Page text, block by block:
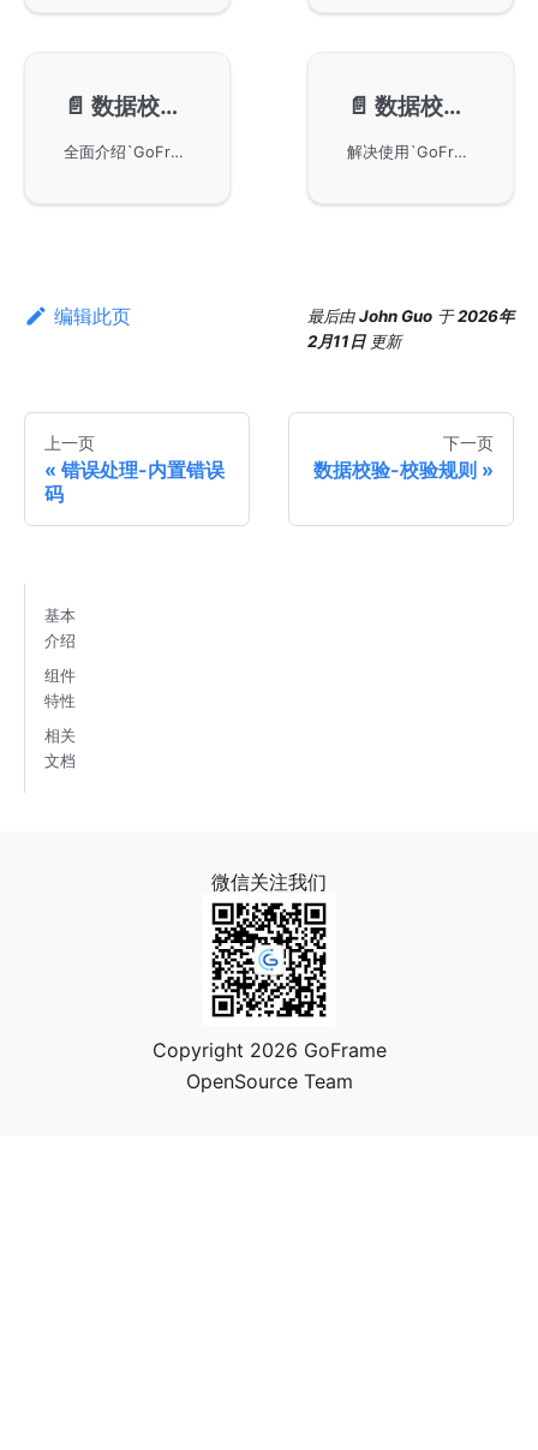
📄️ 数据校验-方法介绍
全面介绍`GoFrame`框架数据校验组件的常用方法，详细描述`New`、`Run`、`Clone`、`I18n`、`Bail`、`Ci`等常用校验方法的使用。通过具体代码示例讲解如何使用这些方法进行有效的数据校验，并提供了定制化校验规则和错误提示的方法，帮助开发者更好地完成应用程序的数据校验工作。
📄️ 数据校验-常见问题
解决使用`GoFrame`框架进行数据校验时，`Struct`默认值对`required`规则的影响及其解决方案。提供三种解决方法：使用指针类型绕过默认值影响、使用组合校验规则弥补默认值影响、以及使用`Assoc`联合校验方法设置联合校验参数，确保校验准确性，特别适用于`Server`结构化`API`输入输出场景。
编辑此页 最后由John Guo 于2026年
2月11日 更新
上一页
错误处理-内置错误
码
下一页
数据校验-校验规则
基本
介绍
组件
特性
相关
文档
微信关注我们
Copyright 2026 GoFrame
OpenSource Team